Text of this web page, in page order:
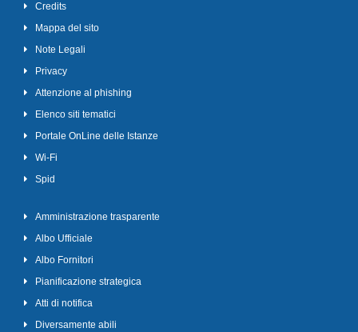
Credits
Mappa del sito
Note Legali
Privacy
Attenzione al phishing
Elenco siti tematici
Portale OnLine delle Istanze
Wi-Fi
Spid
Amministrazione trasparente
Albo Ufficiale
Albo Fornitori
Pianificazione strategica
Atti di notifica
Diversamente abili